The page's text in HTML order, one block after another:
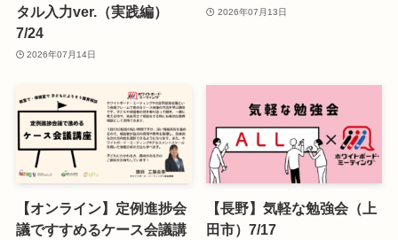
タル入力ver.（実践編）
7/24
2026年07月14日
2026年07月13日
【オンライン】定例進捗会
議ですすめるケース会議講
【長野】気軽な勉強会（上
田市）7/17